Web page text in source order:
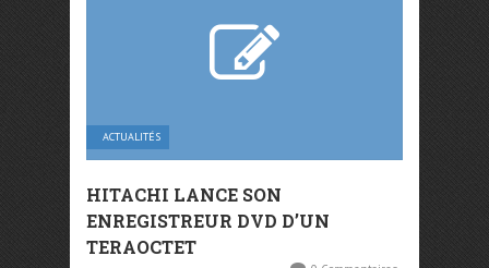
ACTUALITÉS
HITACHI LANCE SON
ENREGISTREUR DVD D’UN
TERAOCTET